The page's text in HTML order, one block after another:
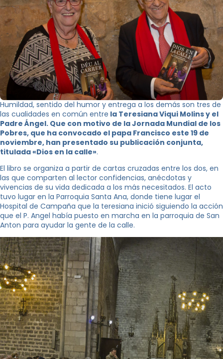
Humildad, sentido del humor y entrega a los demás son tres de
las cualidades en común entre la Teresiana Viqui Molins y el
Padre Ángel. Que con motivo de la Jornada Mundial de los
Pobres, que ha convocado el papa Francisco este 19 de
noviembre, han presentado su publicación conjunta,
titulada «Dios en la calle».
El libro se organiza a partir de cartas cruzadas entre los dos, en
las que comparten al lector confidencias, anécdotas y
vivencias de su vida dedicada a los más necesitados. El acto
tuvo lugar en la Parroquia Santa Ana, donde tiene lugar el
Hospital de Campaña que la teresiana inició siguiendo la acción
que el P. Angel había puesto en marcha en la parroquia de San
Anton para ayudar la gente de la calle.